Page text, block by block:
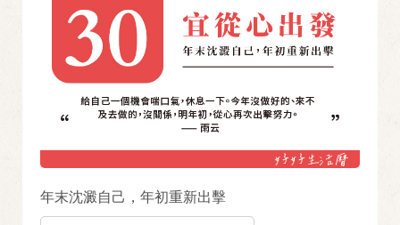
年末沈澱自己，年初重新出擊